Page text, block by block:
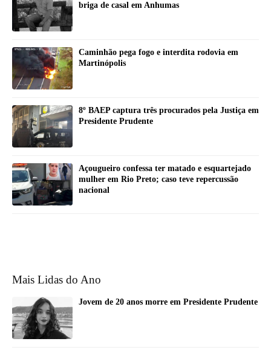
briga de casal em Anhumas
Caminhão pega fogo e interdita rodovia em
Martinópolis
8º BAEP captura três procurados pela Justiça em
Presidente Prudente
Açougueiro confessa ter matado e esquartejado
mulher em Rio Preto; caso teve repercussão
nacional
Mais Lidas do Ano
Jovem de 20 anos morre em Presidente Prudente